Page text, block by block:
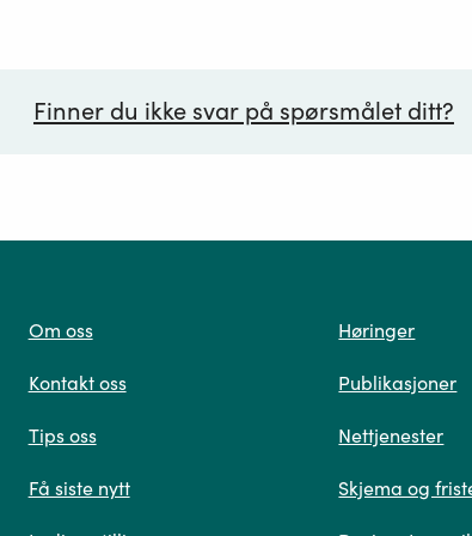
Finner du ikke svar på spørsmålet ditt?
oss
Om oss
Kontakt oss
Tips oss
Få siste nytt
Høringer
Publikasjoner
Nettjenester
Skjema og